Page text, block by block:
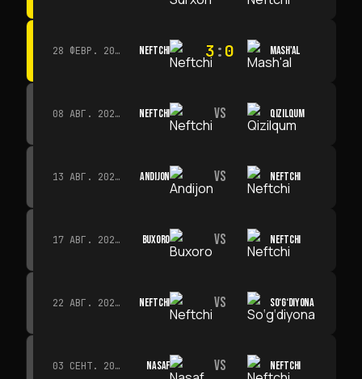
28 ФЕВР. 2026 Г. · 13:45 NEFTCHI 3:0 MASH'AL
08 АВГ. 2026 Г. · 14:00 NEFTCHI VS QIZILQUM
13 АВГ. 2026 Г. · 14:00 ANDIJON VS NEFTCHI
17 АВГ. 2026 Г. · 19:00 BUXORO VS NEFTCHI
22 АВГ. 2026 Г. · 19:00 NEFTCHI VS SO‘G‘DIYONA
03 СЕНТ. 2026 Г. · 19:00 NASAF VS NEFTCHI